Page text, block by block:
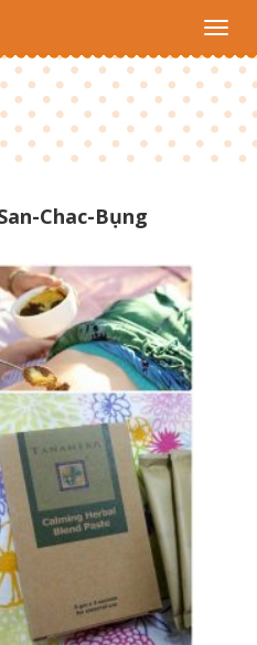
Chac-Bụng